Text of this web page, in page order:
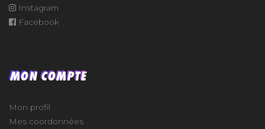
Instagram
Facebook
MON COMPTE
Mon profil
Mes coordonnées